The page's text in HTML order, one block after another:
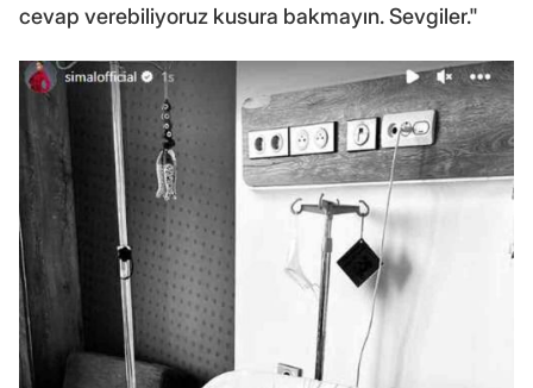
cevap verebiliyoruz kusura bakmayın. Sevgiler."